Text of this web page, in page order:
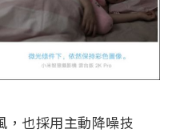
，也採用主動降噪技